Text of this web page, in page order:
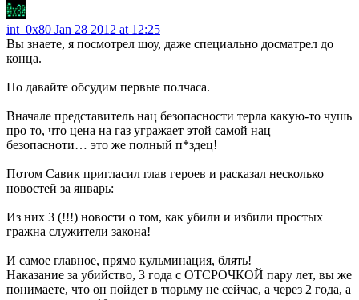
int_0x80 Jan 28 2012 at 12:25
Вы знаете, я посмотрел шоу, даже специально досматрел до
конца.
Но давайте обсудим первые полчаса.
Вначале представитель нац безопасности терла какую-то чушь
про то, что цена на газ угражает этой самой нац
безопасноти… это же полный п*здец!
Потом Савик пригласил глав героев и расказал несколько
новостей за январь:
Из них 3 (!!!) новости о том, как убили и избили простых
гражна служители закона!
И самое главное, прямо кульминация, блять!
Наказание за убийство, 3 года с ОТСРОЧКОЙ пару лет, вы же
понимаете, что он пойдет в тюрьму не сейчас, а через 2 года, а